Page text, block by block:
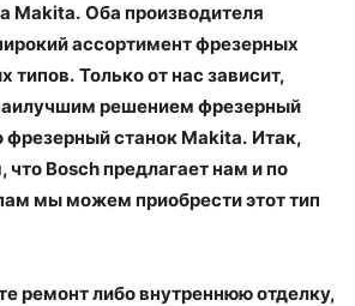
Makita. Оба производителя
ассортимент фрезерных
типов. Только от нас зависит,
решением фрезерный
фрезерный станок Makita. Итак,
что Bosch предлагает нам и по
мы можем приобрести этот тип
ремонт либо внутреннюю отделку,